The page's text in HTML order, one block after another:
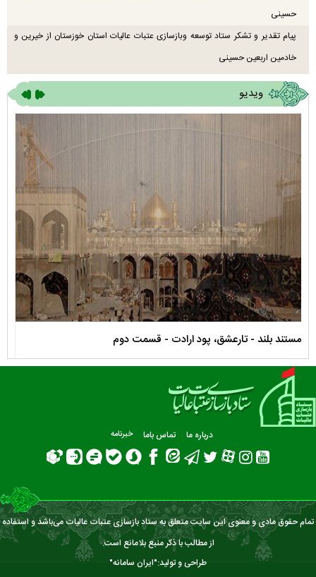
حسینی
پیام تقدیر و تشکر ستاد توسعه وبازسازی عتبات عالیات استان خوزستان از خیرین و
خادمین اربعین حسینی
ویدیو
مستند بلند - تارعشق، پود ارادت - قسمت دوم
درباره ما تماس باما خبرنامه
تمام حقوق مادی و معنوی این سایت متعلق به ستاد بازسازی عتبات عالیات می‌باشد و استفاده
از مطالب با ذکر منبع بلامانع است.
طراحی و تولید:"ایران سامانه"